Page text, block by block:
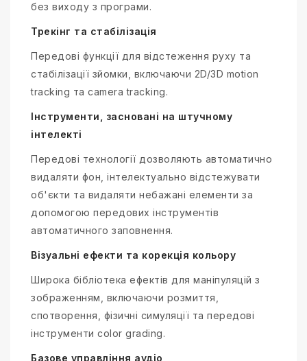
без виходу з програми.
Трекінг та стабілізація
Передові функції для відстеження руху та
стабілізації зйомки, включаючи 2D/3D motion
tracking та camera tracking.
Інструменти, засновані на штучному
інтелекті
Передові технології дозволяють автоматично
видаляти фон, інтелектуально відстежувати
об'єкти та видаляти небажані елементи за
допомогою передових інструментів
автоматичного заповнення.
Візуальні ефекти та корекція кольору
Широка бібліотека ефектів для маніпуляцій з
зображенням, включаючи розмиття,
спотворення, фізичні симуляції та передові
інструменти color grading.
Базове управління аудіо